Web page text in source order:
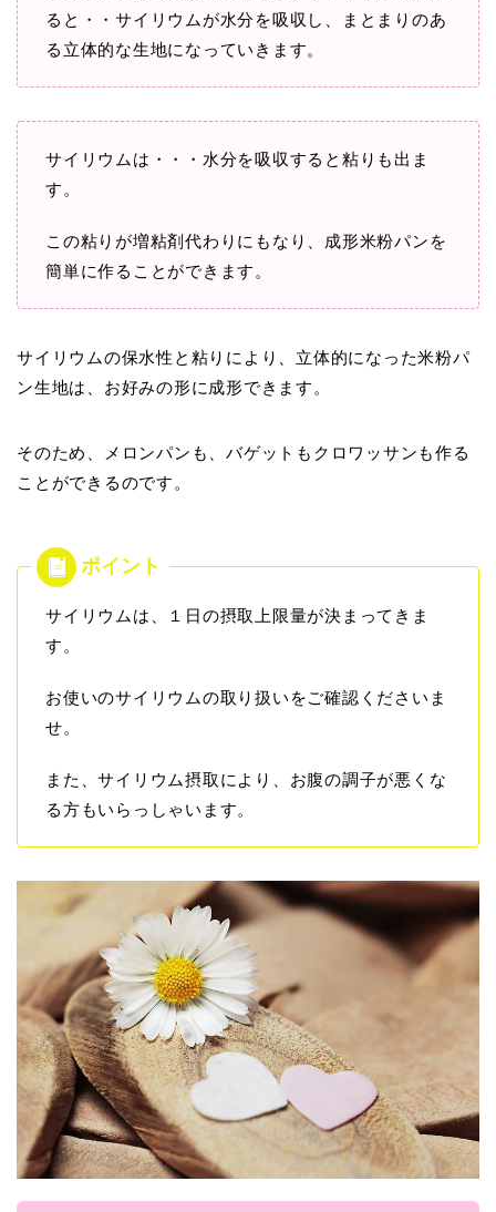
ると・・サイリウムが水分を吸収し、まとまりのあ
る立体的な生地になっていきます。
サイリウムは・・・水分を吸収すると粘りも出ま
す。
この粘りが増粘剤代わりにもなり、成形米粉パンを
簡単に作ることができます。
サイリウムの保水性と粘りにより、立体的になった米粉パ
ン生地は、お好みの形に成形できます。
そのため、メロンパンも、バゲットもクロワッサンも作る
ことができるのです。
サイリウムは、１日の摂取上限量が決まってきま
す。
お使いのサイリウムの取り扱いをご確認くださいま
せ。
また、サイリウム摂取により、お腹の調子が悪くな
る方もいらっしゃいます。